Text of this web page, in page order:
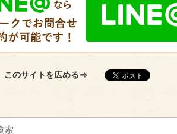
このサイトを広める